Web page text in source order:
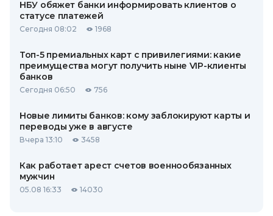
НБУ обяжет банки информировать клиентов о
статусе платежей
Сегодня 08:02 1968
Топ-5 премиальных карт с привилегиями: какие
преимущества могут получить ныне VIP-клиенты
банков
Сегодня 06:50 756
Новые лимиты банков: кому заблокируют карты и
переводы уже в августе
Вчера 13:10 3458
Как работает арест счетов военнообязанных
мужчин
05.08 16:33 14030